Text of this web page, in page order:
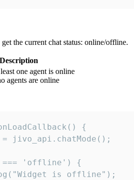
the current chat status: online/offline.
Description
one agent is online
agents are online
{
jivo_api.chatMode();
'offline') {
is offline");